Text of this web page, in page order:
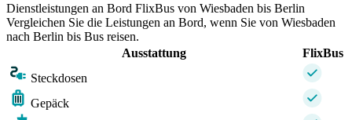
Dienstleistungen an Bord FlixBus von Wiesbaden bis Berlin
Vergleichen Sie die Leistungen an Bord, wenn Sie von Wiesbaden
nach Berlin bis Bus reisen.
Ausstattung
FlixBus
Steckdosen
Gepäck